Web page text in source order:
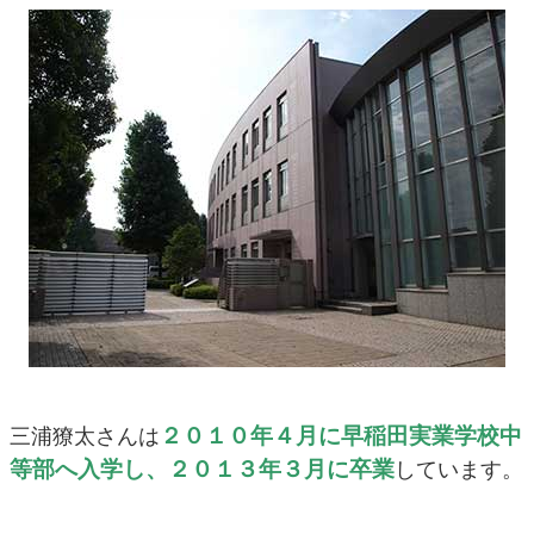
三浦獠太さんは ２０１０年４月に早稲田実業学校中
等部へ入学し、２０１３年３月に卒業 しています。